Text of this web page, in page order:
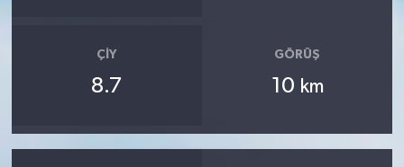
ÇIY
8.7
GÖRÜŞ
10 km